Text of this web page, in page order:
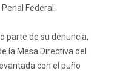
Federal.
parte de su denuncia,
la Mesa Directiva del
con el puño